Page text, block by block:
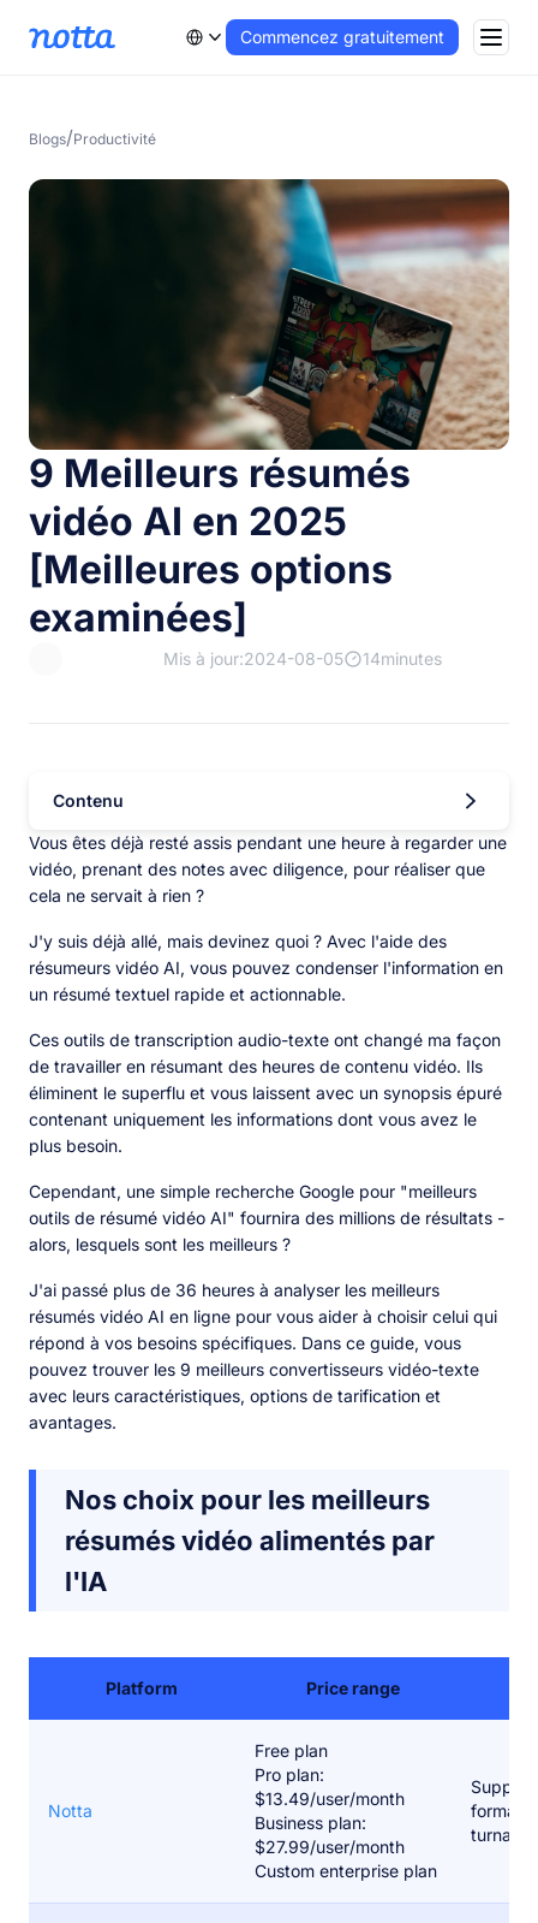
Commencez gratuitement
Blogs/Productivité
9 Meilleurs résumés
vidéo AI en 2025
[Meilleures options
examinées]
Mis à jour:2024-08-05 14minutes
Contenu
Vous êtes déjà resté assis pendant une heure à regarder une
vidéo, prenant des notes avec diligence, pour réaliser que
cela ne servait à rien ?
J'y suis déjà allé, mais devinez quoi ? Avec l'aide des
résumeurs vidéo AI, vous pouvez condenser l'information en
un résumé textuel rapide et actionnable.
Ces outils de transcription audio-texte ont changé ma façon
de travailler en résumant des heures de contenu vidéo. Ils
éliminent le superflu et vous laissent avec un synopsis épuré
contenant uniquement les informations dont vous avez le
plus besoin.
Cependant, une simple recherche Google pour "meilleurs
outils de résumé vidéo AI" fournira des millions de résultats -
alors, lesquels sont les meilleurs ?
J'ai passé plus de 36 heures à analyser les meilleurs
résumés vidéo AI en ligne pour vous aider à choisir celui qui
répond à vos besoins spécifiques. Dans ce guide, vous
pouvez trouver les 9 meilleurs convertisseurs vidéo-texte
avec leurs caractéristiques, options de tarification et
avantages.
Nos choix pour les meilleurs
résumés vidéo alimentés par
l'IA
Platform Price range
Notta
Free plan
Pro plan:
$13.49/user/month
Business plan:
$27.99/user/month
Custom enterprise plan
formats